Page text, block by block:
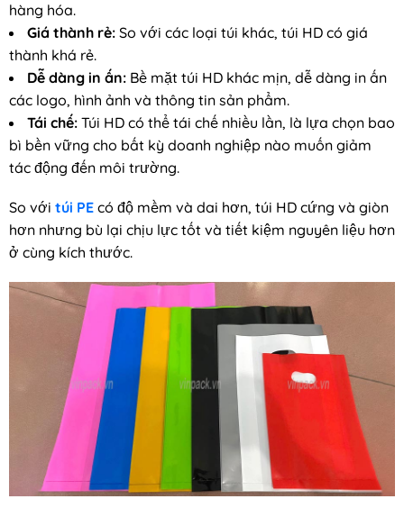
hàng hóa.
Giá thành rẻ: So với các loại túi khác, túi HD có giá
thành khá rẻ.
Dễ dàng in ấn: Bề mặt túi HD khác mịn, dễ dàng in ấn
các logo, hình ảnh và thông tin sản phẩm.
Tái chế: Túi HD có thể tái chế nhiều lần, là lựa chọn bao
bì bền vững cho bất kỳ doanh nghiệp nào muốn giảm
tác động đến môi trường.
So với túi PE có độ mềm và dai hơn, túi HD cứng và giòn
hơn nhưng bù lại chịu lực tốt và tiết kiệm nguyên liệu hơn
ở cùng kích thước.